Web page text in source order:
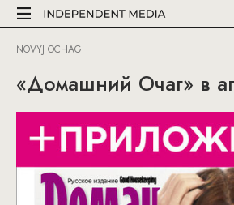
NOVYJ OCHAG
«Домашний Очаг» в